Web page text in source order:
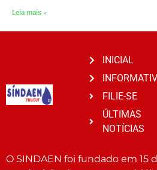
Leia mais »
INICIAL
FILIE-SE
ÚLTIMAS
NOTÍCIAS
O SINDAEN foi fundado em 15